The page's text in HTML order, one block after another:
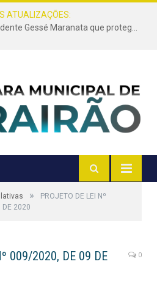
ATUALIZAÇÕES:
Projeto de autoria do presidente Gessé Maranata que protege as estradas vicinais de Trairão é transformado em lei
»
PROJETO DE LEI Nº
DE 2020
009/2020, DE 09 DE
0